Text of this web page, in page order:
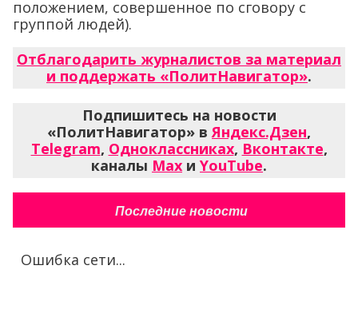
положением, совершенное по сговору с
группой людей).
Отблагодарить журналистов за материал
и поддержать «ПолитНавигатор».
Подпишитесь на новости
«ПолитНавигатор» вЯндекс.Дзен,
Telegram, Одноклассниках, Вконтакте,
каналы Max и YouTube.
Последние новости
Ошибка сети...